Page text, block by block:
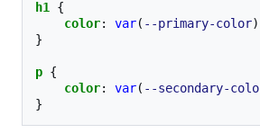
h1
{
color: var( --primary-color
}
p {
color: var( --secondary-
}